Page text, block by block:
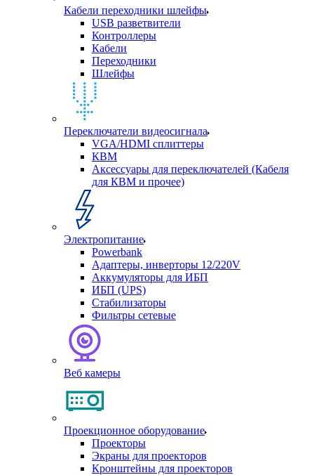
Кабели переходники шлейфы
USB разветвители
Контроллеры
Кабели
Переходники
Шлейфы
Переключатели видеосигнала
VGA/HDMI сплиттеры
КВМ
Аксессуары для переключателей (Кабеля
для КВМ и прочее)
Электропитание
Powerbank
Адаптеры, инверторы 12/220V
Аккумуляторы для ИБП
ИБП (UPS)
Стабилизаторы
Фильтры сетевые
Веб камеры
Проекционное оборудование
Проекторы
Экраны для проекторов
Кронштейны для проекторов